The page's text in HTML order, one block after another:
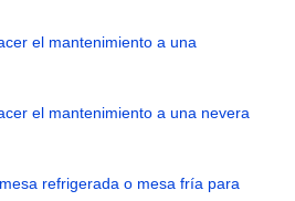
el mantenimiento a una
el mantenimiento a una nevera
refrigerada o mesa fría para